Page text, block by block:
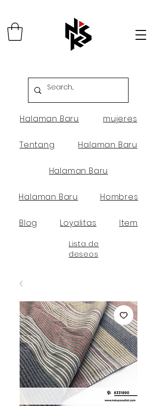
Halaman Baru mujeres
Tentang Halaman Baru
Halaman Baru
Halaman Baru Hombres
Blog Loyalitas Item
Lista de
deseos